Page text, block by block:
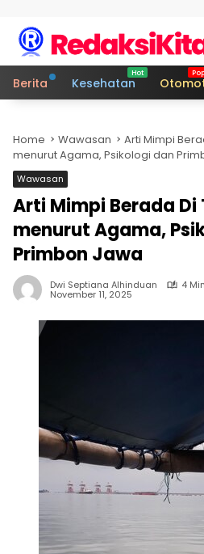
Berita Kesehatan
Home Wawasan
Arti Mimpi
menurut Agama, Psikologi dan
Wawasan
Arti Mimpi Berada Di
menurut Agama,
Primbon Jawa
Dwi Septiana Alhinduan 4
November 11, 2025